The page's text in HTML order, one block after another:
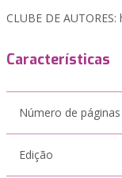
CLUBE DE
Características
Número de páginas
Edição